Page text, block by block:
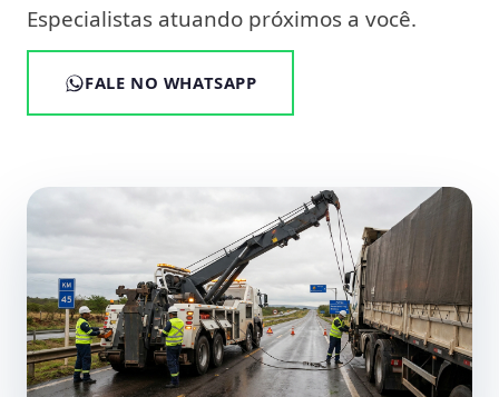
Especialistas atuando próximos a você.
FALE NO WHATSAPP